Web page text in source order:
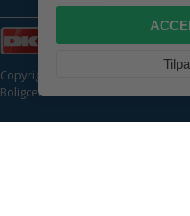
Copyright © 2026 | CVR:
Boligcenter.dk 🍪